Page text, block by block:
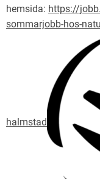
hemsida: https://
sommarjobb-hos-
halmstad